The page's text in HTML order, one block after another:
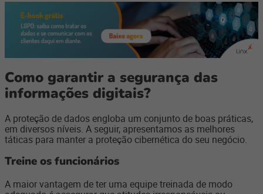
Como garantir a segurança das
informações digitais?
A proteção de dados engloba um conjunto de boas práticas,
em diversos níveis. A seguir, apresentamos as melhores
táticas para manter a proteção cibernética do seu negócio.
Treine os funcionários
A maior vantagem de ter uma equipe treinada de modo